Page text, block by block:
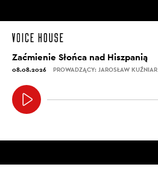
Zaćmienie Słońca nad Hiszpanią
08.08.2026 PROWADZĄCY: JAROSŁAW KUŹNIAR